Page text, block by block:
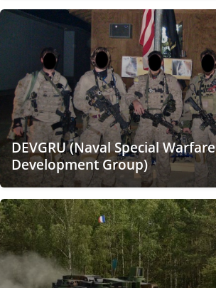
DEVGRU (Naval Special Warfare
Development Group)